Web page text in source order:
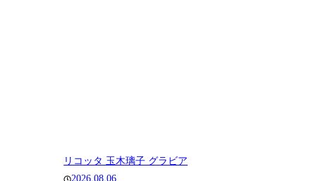
リコッタ 玉木璃子 グラビア
2026.08.06